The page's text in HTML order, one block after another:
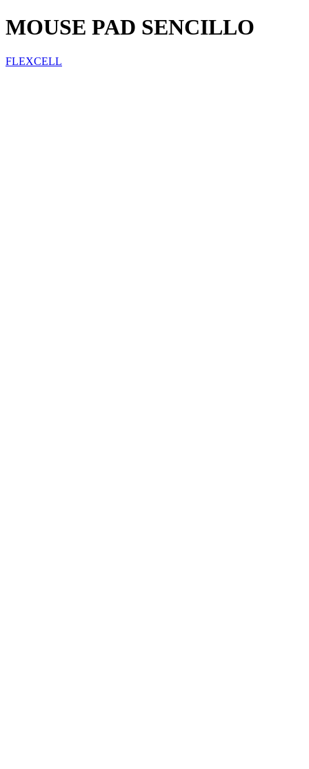
MOUSE PAD SENCILLO
FLEXCELL